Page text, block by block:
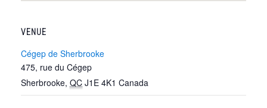
VENUE
Cégep de Sherbrooke
475, rue du Cégep
Sherbrooke, QC J1E 4K1 Canada